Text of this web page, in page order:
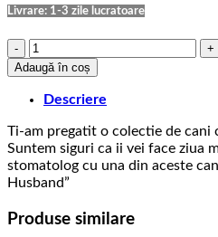
Livrare: 1-3 zile lucratoare
Cantitate
Cana
Stomatolog
Husband
Adaugă în coș
Descriere
Ti-am pregatit o colectie de cani
Suntem siguri ca ii vei face ziua
stomatolog cu una din aceste
Husband”
Produse similare